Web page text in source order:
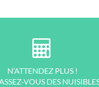
N’ATTENDEZ PLUS !
VOUS DES